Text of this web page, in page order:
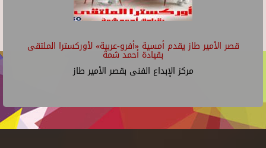
قصر الأمير طاز يقدم أمسية «أفرو-عربية» لأوركسترا الملتقى
بقيادة أحمد شمة
مركز الإبداع الفنى بقصر الأمير طاز